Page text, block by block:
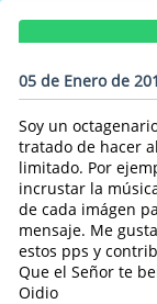
05 de Enero de
Soy un
tratado de hacer
limitado. Por
incrustar la
de cada imágen
mensaje. Me
estos pps y
Que el Señor te
Oidio